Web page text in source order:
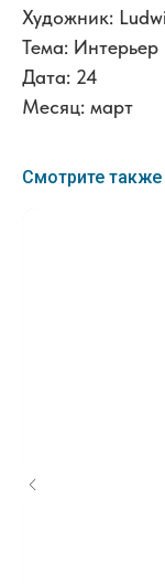
Художник:
Тема: Интерьер
Дата: 24
Месяц: март
Смотрите также